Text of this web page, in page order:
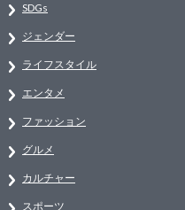
SDGs
ジェンダー
ライフスタイル
エンタメ
ファッション
グルメ
カルチャー
スポーツ